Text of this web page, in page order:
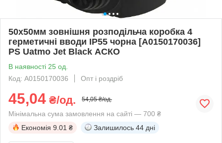
50х50мм зовнішня розподільча коробка 4
герметичні вводи IP55 чорна [A0150170036]
PS Uatmo Jet Black АСКО
В наявності 25 од.
Код: A0150170036
Опт і роздріб
45,04 ₴/од. 54,05 ₴/од.
Мінімальна сума замовлення на сайті — 700 ₴
Економія 9.01 ₴ Залишилось 44 дні